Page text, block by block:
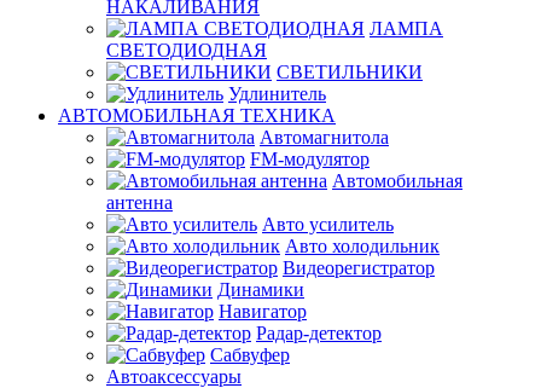
НАКАЛИВАНИЯ
ЛАМПА
СВЕТОДИОДНАЯ
СВЕТИЛЬНИКИ
Удлинитель
АВТОМОБИЛЬНАЯ ТЕХНИКА
Автомагнитола
FM-модулятор
Автомобильная
антенна
Авто усилитель
Авто холодильник
Видеорегистратор
Динамики
Навигатор
Радар-детектор
Сабвуфер
Автоаксессуары